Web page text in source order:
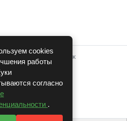
для авторазборок
БИЗНЕС
версия
2026 г.
v1.1.24
cookies
работы
согласно
.